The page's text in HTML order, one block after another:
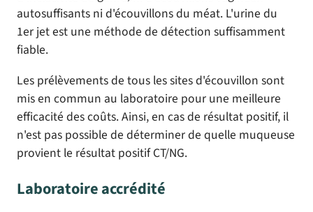
autosuffisants ni d'écouvillons du méat. L'urine du
1er jet est une méthode de détection suffisamment
fiable.
Les prélèvements de tous les sites d'écouvillon sont
mis en commun au laboratoire pour une meilleure
efficacité des coûts. Ainsi, en cas de résultat positif, il
n'est pas possible de déterminer de quelle muqueuse
provient le résultat positif CT/NG.
Laboratoire accrédité